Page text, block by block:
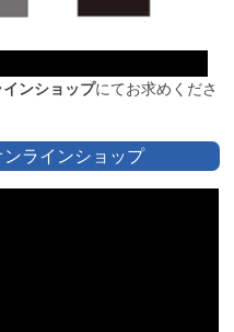
インショップにてお求めくださ
ラインショップ